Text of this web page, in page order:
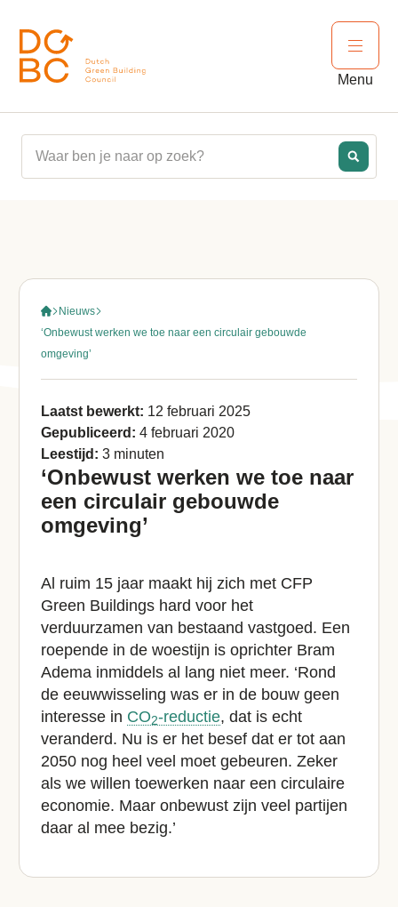
Open
Menu
Nieuws
‘Onbewust werken we toe naar een circulair gebouwde
omgeving’
Laatst bewerkt: 12 februari 2025
Gepubliceerd:4 februari 2020
Leestijd:3 minuten
‘Onbewust werken we toe naar
een circulair gebouwde
omgeving’
Al ruim 15 jaar maakt hij zich met CFP
Green Buildings hard voor het
verduurzamen van bestaand vastgoed. Een
roepende in de woestijn is oprichter Bram
Adema inmiddels al lang niet meer. ‘Rond
de eeuwwisseling was er in de bouw geen
interesse in CO2-reductie, dat is echt
veranderd. Nu is er het besef dat er tot aan
2050 nog heel veel moet gebeuren. Zeker
als we willen toewerken naar een circulaire
economie. Maar onbewust zijn veel partijen
daar al mee bezig.’